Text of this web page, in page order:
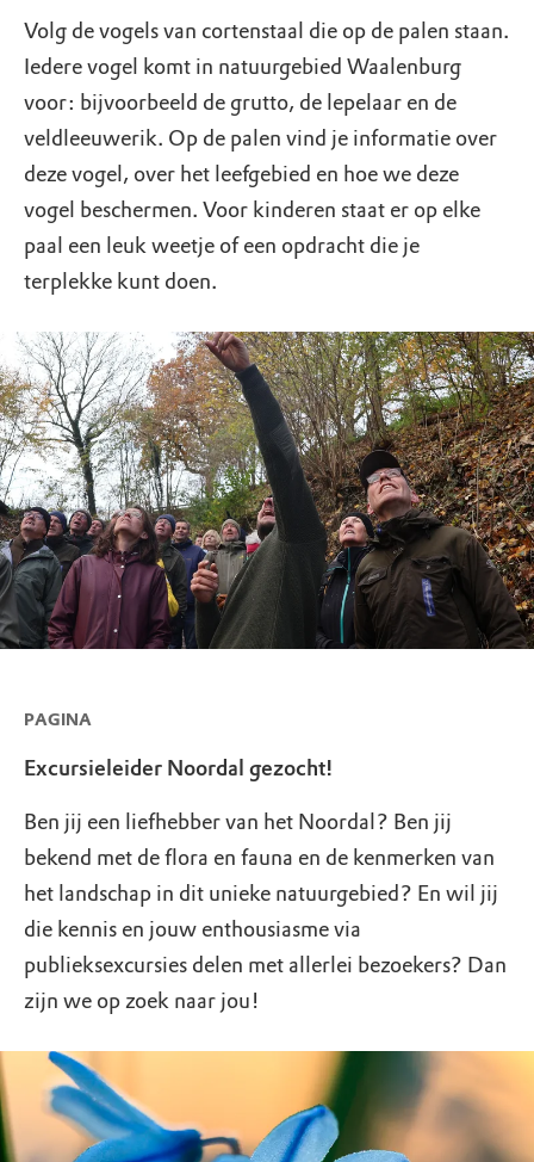
Volg de vogels van cortenstaal die op de palen staan.
Iedere vogel komt in natuurgebied Waalenburg
voor: bijvoorbeeld de grutto, de lepelaar en de
veldleeuwerik. Op de palen vind je informatie over
deze vogel, over het leefgebied en hoe we deze
vogel beschermen. Voor kinderen staat er op elke
paal een leuk weetje of een opdracht die je
terplekke kunt doen.
PAGINA
Excursieleider Noordal gezocht!
Ben jij een liefhebber van het Noordal? Ben jij
bekend met de flora en fauna en de kenmerken van
het landschap in dit unieke natuurgebied? En wil jij
die kennis en jouw enthousiasme via
publieksexcursies delen met allerlei bezoekers? Dan
zijn we op zoek naar jou!